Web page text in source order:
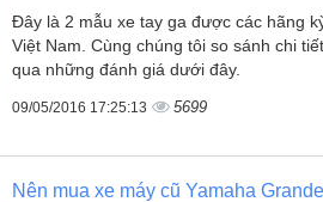
Đây là 2 mẫu xe tay ga được các hãng
Việt Nam. Cùng chúng tôi so sánh chi
qua những đánh giá dưới đây.
09/05/2016 17:25:13 5699
Nên mua xe máy cũ Yamaha